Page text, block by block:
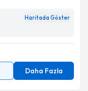
Haritada Göster
Daha Fazla